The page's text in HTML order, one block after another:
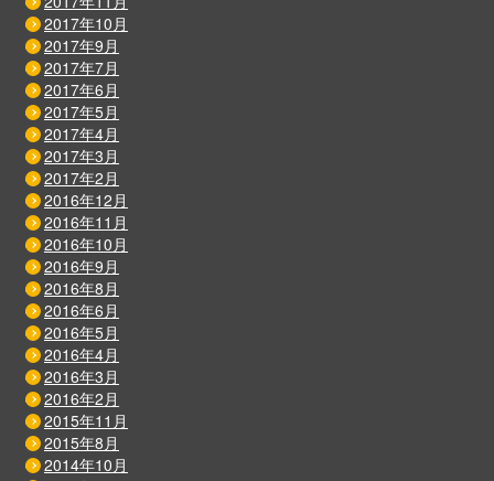
2017年10月
2017年9月
2017年7月
2017年6月
2017年5月
2017年4月
2017年3月
2017年2月
2016年12月
2016年11月
2016年10月
2016年9月
2016年8月
2016年6月
2016年5月
2016年4月
2016年3月
2016年2月
2015年11月
2015年8月
2014年10月